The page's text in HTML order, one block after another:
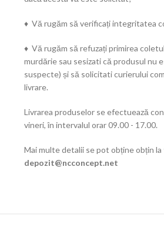
♦ Vă rugăm să verificați integritatea
♦ Vă rugăm să refuzați primirea
murdărie sau sesizati că produsul nu
suspecte) și să solicitati curierului
livrare.
Livrarea produselor se efectuează
vineri, în intervalul orar 09.00 - 17.00.
Mai multe detalii se pot obține obțin la
depozit@ncconcept.net